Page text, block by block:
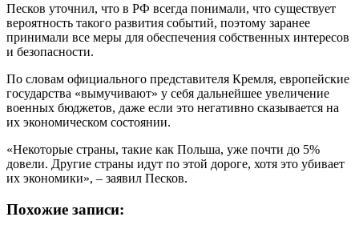
Песков уточнил, что в РФ всегда понимали, что существует
вероятность такого развития событий, поэтому заранее
принимали все меры для обеспечения собственных интересов
и безопасности.
По словам официального представителя Кремля, европейские
государства «вымучивают» у себя дальнейшее увеличение
военных бюджетов, даже если это негативно сказывается на
их экономическом состоянии.
«Некоторые страны, такие как Польша, уже почти до 5%
довели. Другие страны идут по этой дороге, хотя это убивает
их экономики», – заявил Песков.
Похожие записи: